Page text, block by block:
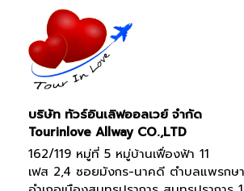
บริษัท ทัวร์อินเลิฟออลเวย์ จำกัด
Tourinlove Allway CO.,LTD
162/119 หมู่ที่ 5 หมู่บ้านเฟื่องฟ้า 11
เฟส 2,4 ซอยมังกร-นาคดี ตำบลแพรกษา